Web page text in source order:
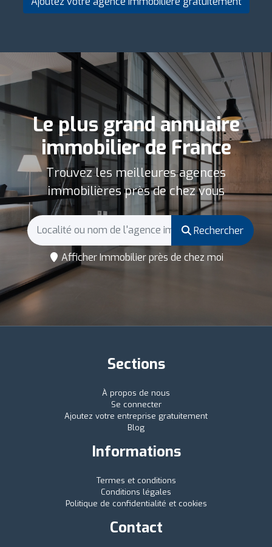
Le plus grand annuaire
immobilier de France
Trouvez les meilleures agences
immobilières près de chez vous
Rechercher
Afficher Immobilier près de chez moi
Sections
À propos de nous
Se connecter
Ajoutez votre entreprise gratuitement
Blog
Informations
Termes et conditions
Conditions légales
Politique de confidentialité et cookies
Contact